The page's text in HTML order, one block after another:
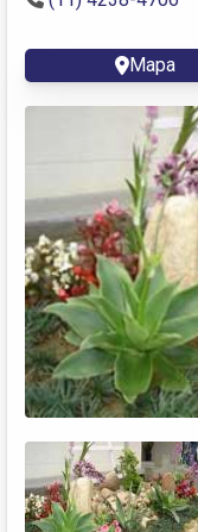
Mapa